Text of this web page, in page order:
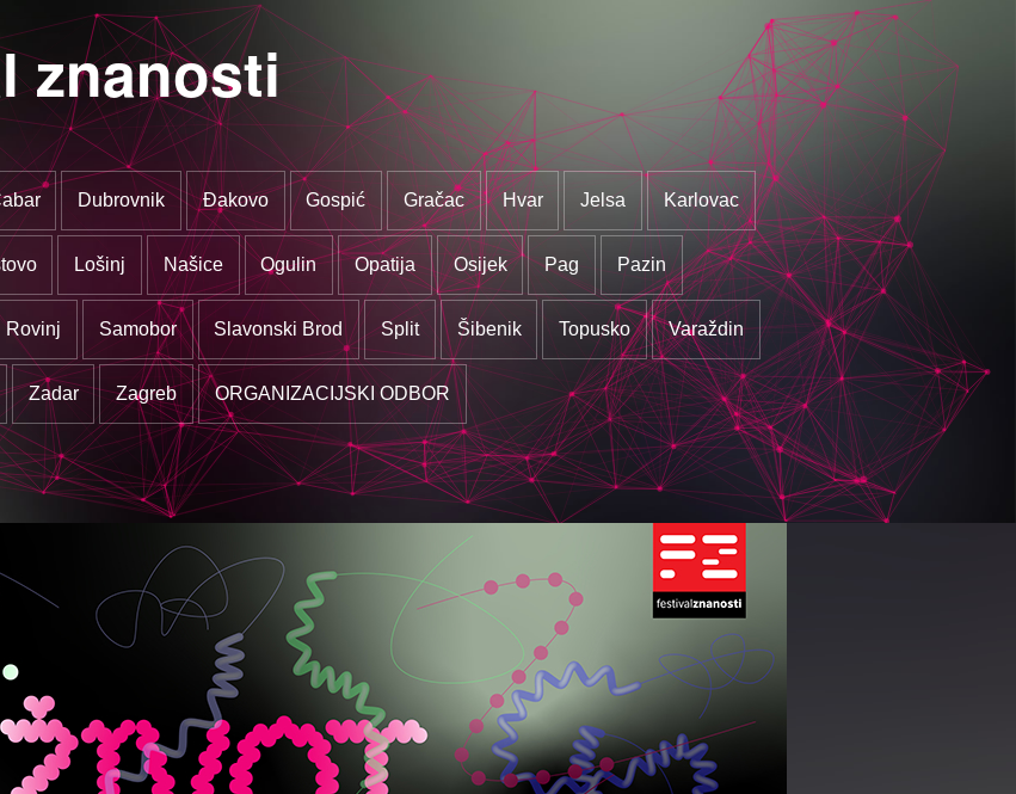
znanosti
Dubrovnik Đakovo Gospić Gračac Hvar Jelsa Karlovac
Lošinj Našice Ogulin Opatija Osijek Pag Pazin
Rovinj Samobor Slavonski Brod Split Šibenik Topusko Varaždin
Zadar Zagreb ORGANIZACIJSKI ODBOR